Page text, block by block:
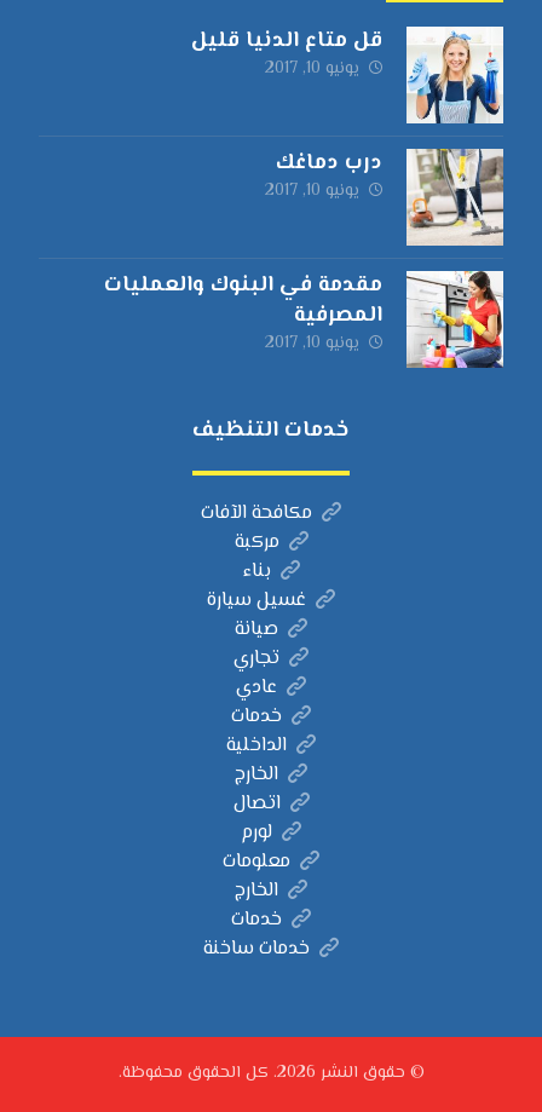
قل متاع الدنيا قليل
يونيو 10, 2017
درب دماغك
يونيو 10, 2017
مقدمة في البنوك والعمليات
المصرفية
يونيو 10, 2017
خدمات التنظيف
مكافحة الآفات
مركبة
بناء
غسيل سيارة
صيانة
تجاري
عادي
خدمات
الداخلية
الخارج
اتصال
لورم
معلومات
الخارج
خدمات
خدمات ساخنة
© حقوق النشر 2026. كل الحقوق محفوظة.